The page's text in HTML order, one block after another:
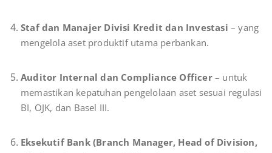
Staf dan Manajer Divisi Kredit dan Investasi – yang
mengelola aset produktif utama perbankan.
Auditor Internal dan Compliance Officer– untuk
memastikan kepatuhan pengelolaan aset sesuai regulasi
BI, OJK, dan Basel III.
Eksekutif Bank (Branch Manager, Head of Division,